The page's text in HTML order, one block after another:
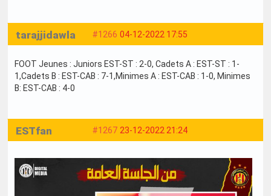
#1266 04-12-2022 17:55
tarajjidawla
FOOT Jeunes : Juniors EST-ST : 2-0, Cadets A : EST-ST : 1-
1,Cadets B : EST-CAB : 7-1,Minimes A : EST-CAB : 1-0, Minimes
B: EST-CAB : 4-0
#1267 23-12-2022 21:24
ESTfan